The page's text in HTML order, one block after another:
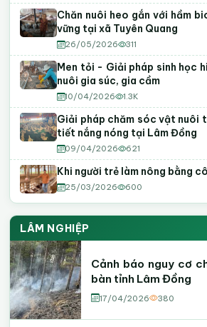
Chăn nuôi heo gắn với hầm
vững tại xã Tuyên Quang
26/05/2026 311
Men tỏi - Giải pháp sinh học
nuôi gia súc, gia cầm
10/04/2026 1.3K
Giải pháp chăm sóc vật nuôi
tiết nắng nóng tại Lâm Đồng
09/04/2026 621
Khi người trẻ làm nông bằng
25/03/2026 600
LÂM NGHIỆP
Cảnh báo nguy cơ
bàn tỉnh Lâm Đồng
17/04/2026 380